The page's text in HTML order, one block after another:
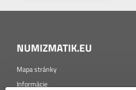
NUMIZMATIK.EU
Mapa stránky
Informácie